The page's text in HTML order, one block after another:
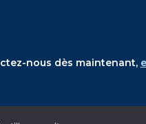
nous dès maintenant,